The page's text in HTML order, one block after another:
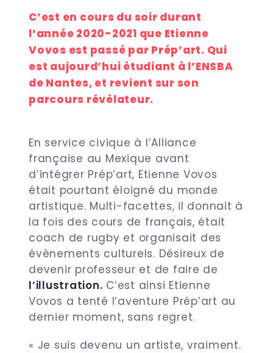
C’est en cours du soir durant
l’année 2020-2021 que Etienne
Vovos est passé par Prép’art. Qui
est aujourd’hui étudiant à l’ENSBA
de Nantes, et revient sur son
parcours révélateur.
En service civique à l’Alliance
française au Mexique avant
d’intégrer Prép’art, Etienne Vovos
était pourtant éloigné du monde
artistique. Multi-facettes, il donnait à
la fois des cours de français, était
coach de rugby et organisait des
évènements culturels. Désireux de
devenir professeur et de faire de
l’illustration. C’est ainsi Etienne
Vovos a tenté l’aventure Prép’art au
dernier moment, sans regret.
« Je suis devenu un artiste, vraiment.